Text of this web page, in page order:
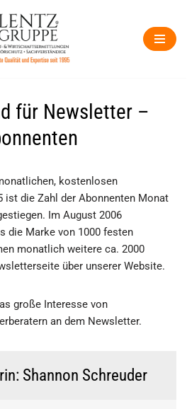
für Newsletter –
kostenlosen
ist die Zahl der Abonnenten Monat
Im August 2006
die Marke von 1000 festen
monatlich weitere ca. 2000
über unserer Website.
große Interesse von
an dem Newsletter.
Shannon Schreuder